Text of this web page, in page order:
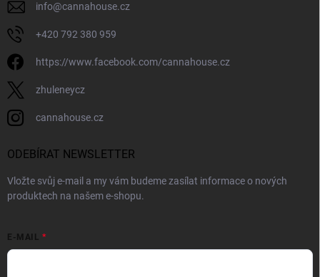
info@cannahouse.cz
+420 792 380 959
https://www.facebook.com/cannahouse.cz
zhuleneycz
cannahouse.cz
ODEBÍRAT NEWSLETTER
Vložte svůj e-mail a my vám budeme zasílat informace o nových
produktech na našem e-shopu.
E-MAIL